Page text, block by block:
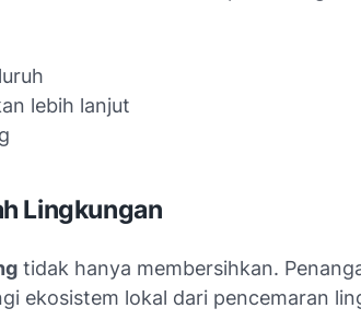
lebih lanjut
Lingkungan
tidak hanya membersihkan.
ekosistem lokal dari pencemaran